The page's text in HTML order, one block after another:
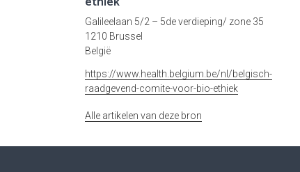
Galileelaan 5/2 – 5de verdieping/ zone 35
1210 Brussel
België
https://www.health.belgium.be/nl/belgisch-
raadgevend-comite-voor-bio-ethiek
Alle artikelen van deze bron